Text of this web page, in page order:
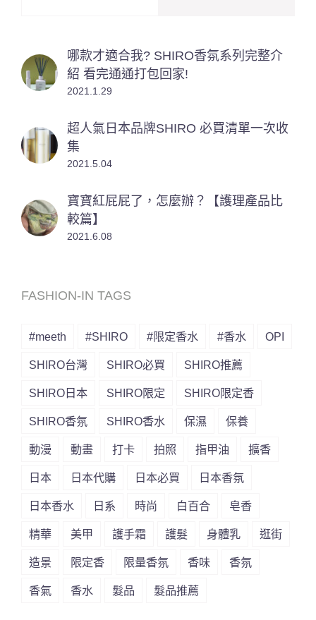
哪款才適合我? SHIRO香氛系列完整介
紹 看完通通打包回家!
2021.1.29
超人氣日本品牌SHIRO 必買清單一次收
集
2021.5.04
寶寶紅屁屁了，怎麼辦？【護理產品比
較篇】
2021.6.08
FASHION-IN TAGS
#meeth #SHIRO #限定香水 #香水 OPI
SHIRO台灣 SHIRO必買 SHIRO推薦
SHIRO日本 SHIRO限定 SHIRO限定香
SHIRO香氛 SHIRO香水 保濕 保養
動漫 動畫 打卡 拍照 指甲油 擴香
日本 日本代購 日本必買 日本香氛
日本香水 日系 時尚 白百合 皂香
精華 美甲 護手霜 護髮 身體乳 逛街
造景 限定香 限量香氛 香味 香氛
香氣 香水 髮品 髮品推薦